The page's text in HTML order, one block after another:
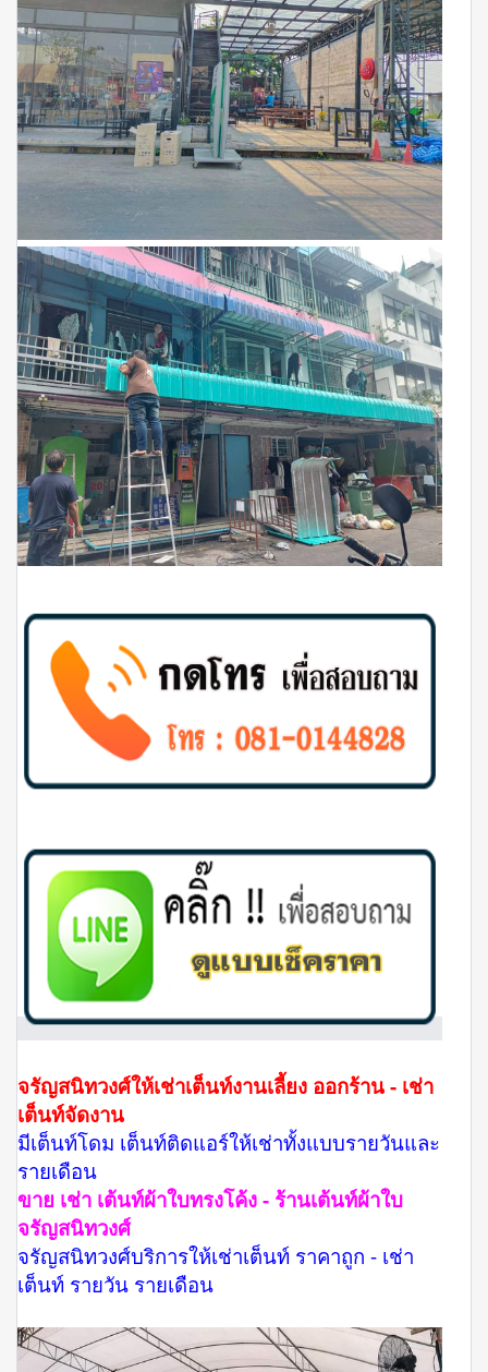
จรัญสนิทวงศ์ให้เช่าเต็นท์งานเลี้ยง ออกร้าน - เช่า
เต็นท์จัดงาน
มีเต็นท์โดม เต็นท์ติดแอร์ให้เช่าทั้งแบบรายวันและ
รายเดือน
ขาย เช่า เต้นท์ผ้าใบทรงโค้ง - ร้านเต้นท์ผ้าใบ
จรัญสนิทวงศ์
จรัญสนิทวงศ์บริการให้เช่าเต็นท์ ราคาถูก - เช่า
เต็นท์ รายวัน รายเดือน